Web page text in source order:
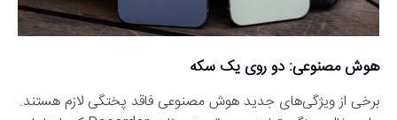
هوش مصنوعی: دو روی یک سکه
برخی از ویژگی‌های جدید هوش مصنوعی فاقد پختگی لازم هستند.